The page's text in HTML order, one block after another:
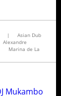
|
Asian Dub
Alexandre
Marina de La